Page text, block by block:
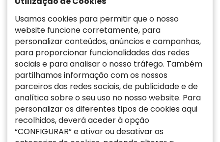
Usamos cookies para permitir que o nosso
website funcione corretamente, para
personalizar conteúdos, anúncios e campanhas,
para proporcionar funcionalidades das redes
sociais e para analisar o nosso tráfego. Também
partilhamos informação com os nossos
parceiros das redes sociais, de publicidade e de
analítica sobre o seu uso no nosso website. Para
personalizar os diferentes tipos de cookies aqui
recolhidos, deverá aceder à opção
“CONFIGURAR” e ativar ou desativar as